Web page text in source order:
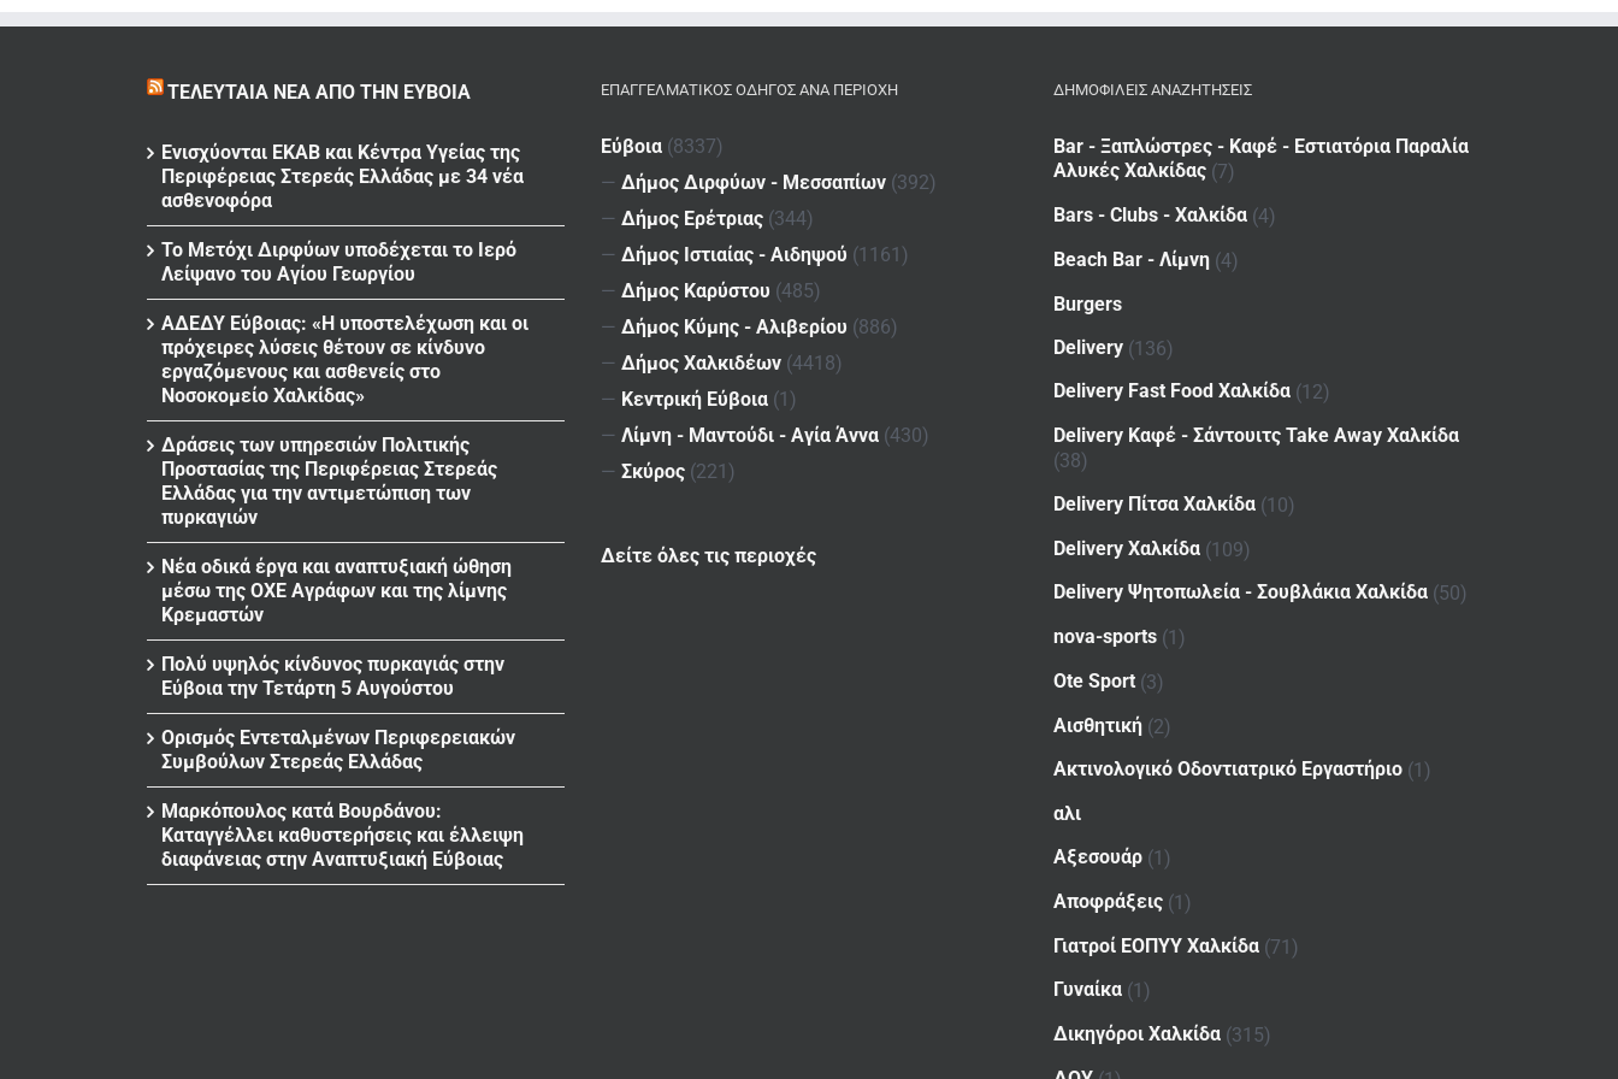
ΤΕΛΕΥΤΑΊΑ ΝΈΑ ΑΠΌ ΤΗΝ ΕΎΒΟΙΑ
Ενισχύονται ΕΚΑΒ και Κέντρα Υγείας της
Περιφέρειας Στερεάς Ελλάδας με 34 νέα
ασθενοφόρα
Το Μετόχι Διρφύων υποδέχεται το Ιερό
Λείψανο του Αγίου Γεωργίου
ΑΔΕΔΥ Εύβοιας: «Η υποστελέχωση και οι
πρόχειρες λύσεις θέτουν σε κίνδυνο
εργαζόμενους και ασθενείς στο
Νοσοκομείο Χαλκίδας»
Δράσεις των υπηρεσιών Πολιτικής
Προστασίας της Περιφέρειας Στερεάς
Ελλάδας για την αντιμετώπιση των
πυρκαγιών
Νέα οδικά έργα και αναπτυξιακή ώθηση
μέσω της ΟΧΕ Αγράφων και της λίμνης
Κρεμαστών
Πολύ υψηλός κίνδυνος πυρκαγιάς στην
Εύβοια την Τετάρτη 5 Αυγούστου
Ορισμός Εντεταλμένων Περιφερειακών
Συμβούλων Στερεάς Ελλάδας
Μαρκόπουλος κατά Βουρδάνου:
Καταγγέλλει καθυστερήσεις και έλλειψη
διαφάνειας στην Αναπτυξιακή Εύβοιας
ΕΠΑΓΓΕΛΜΑΤΙΚΌΣ ΟΔΗΓΌΣ ΑΝΆ ΠΕΡΙΟΧΉ
Εύβοια (8337)
— Δήμος Διρφύων - Μεσσαπίων (392)
— Δήμος Ερέτριας (344)
— Δήμος Ιστιαίας - Αιδηψού (1161)
— Δήμος Καρύστου (485)
— Δήμος Κύμης - Αλιβερίου (886)
— Δήμος Χαλκιδέων (4418)
— Κεντρική Εύβοια (1)
— Λίμνη - Μαντούδι - Αγία Άννα (430)
— Σκύρος (221)
Δείτε όλες τις περιοχές
ΔΗΜΟΦΙΛΕΙΣ ΑΝΑΖΗΤΗΣΕΙΣ
Bar - Ξαπλώστρες - Καφέ - Εστιατόρια Παραλία
Αλυκές Χαλκίδας (7)
Bars - Clubs - Χαλκίδα (4)
Beach Bar - Λίμνη (4)
Burgers
Delivery (136)
Delivery Fast Food Χαλκίδα (12)
Delivery Καφέ - Σάντουιτς Take Away Χαλκίδα
(38)
Delivery Πίτσα Χαλκίδα (10)
Delivery Χαλκίδα (109)
Delivery Ψητοπωλεία - Σουβλάκια Χαλκίδα (50)
nova-sports (1)
Ote Sport (3)
Αισθητική (2)
Ακτινολογικό Οδοντιατρικό Εργαστήριο (1)
αλι
Αξεσουάρ (1)
Αποφράξεις (1)
Γιατροί ΕΟΠΥΥ Χαλκίδα (71)
Γυναίκα (1)
Δικηγόροι Χαλκίδα (315)